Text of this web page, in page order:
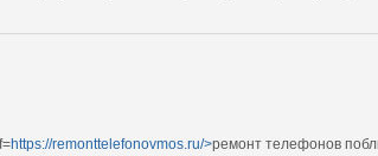
https://remonttelefonovmos.ru/>ремонт телефонов